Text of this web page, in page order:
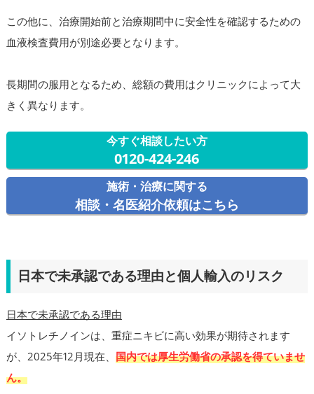
この他に、治療開始前と治療期間中に安全性を確認するための
血液検査費用が別途必要となります。
長期間の服用となるため、総額の費用はクリニックによって大
きく異なります。
今すぐ相談したい方
0120-424-246
施術・治療に関する
相談・名医紹介依頼はこちら
日本で未承認である理由と個人輸入のリスク
日本で未承認である理由
イソトレチノインは、重症ニキビに高い効果が期待されます
が、2025年12月現在、 国内では厚生労働省の承認を得ていませ
ん。